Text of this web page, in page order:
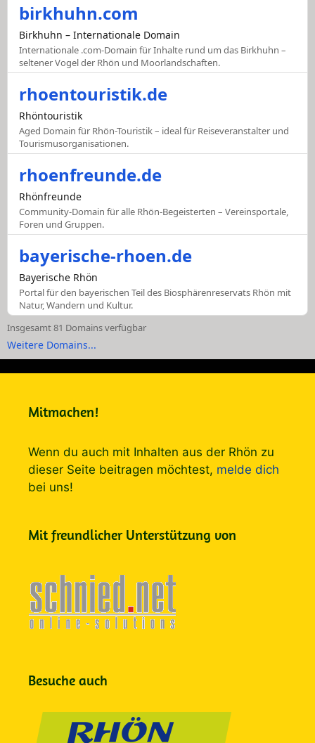
birkhuhn.com
Birkhuhn – Internationale Domain
Internationale .com-Domain für Inhalte rund um das Birkhuhn –
seltener Vogel der Rhön und Moorlandschaften.
rhoentouristik.de
Rhöntouristik
Aged Domain für Rhön-Touristik – ideal für Reiseveranstalter und
Tourismusorganisationen.
rhoenfreunde.de
Rhönfreunde
Community-Domain für alle Rhön-Begeisterten – Vereinsportale,
Foren und Gruppen.
bayerische-rhoen.de
Bayerische Rhön
Portal für den bayerischen Teil des Biosphärenreservats Rhön mit
Natur, Wandern und Kultur.
Insgesamt 81 Domains verfügbar
Weitere Domains...
Mitmachen!
Wenn du auch mit Inhalten aus der Rhön zu
dieser Seite beitragen möchtest, melde dich
bei uns!
Mit freundlicher Unterstützung von
Besuche auch